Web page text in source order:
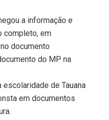
a informação e
completo, em
documento
do MP na
de Tauana
em documentos